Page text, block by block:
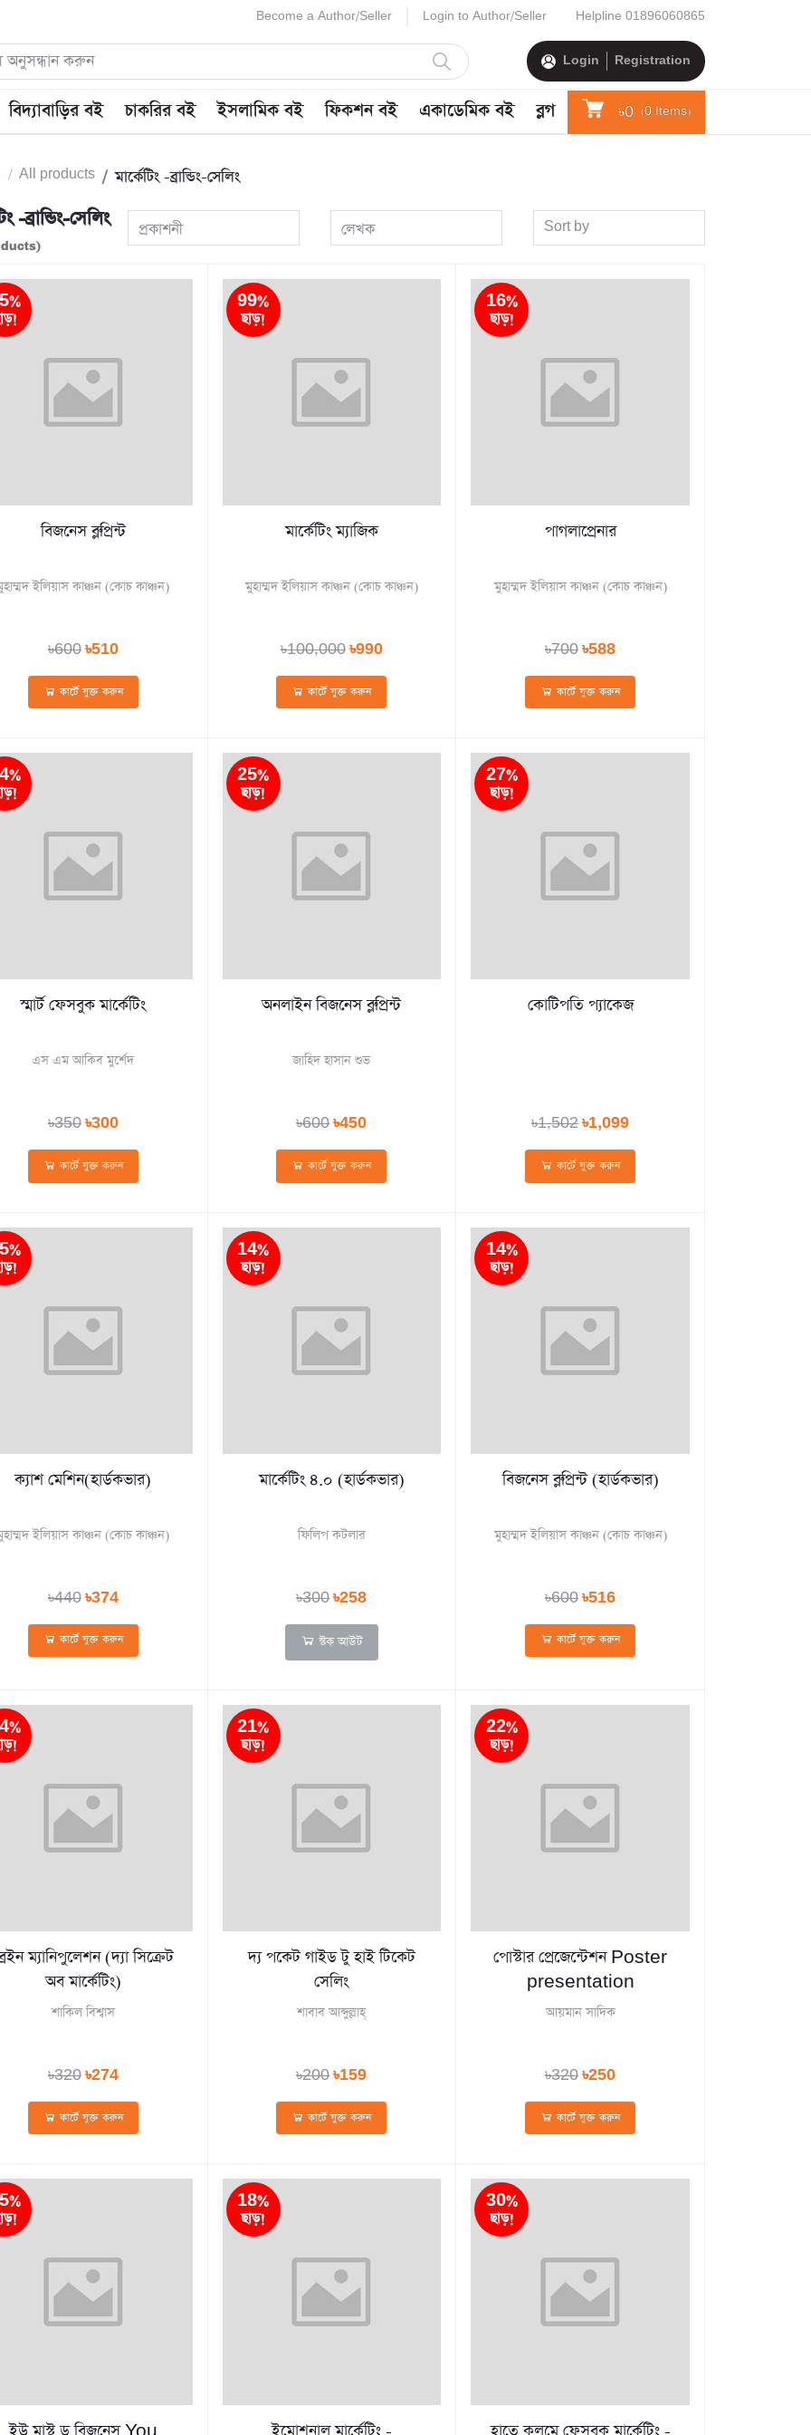
Become a Author/Seller Login to Author/Seller Helpline 01896060865
Login Registration
বিদ্যাবাড়ির বই চাকরির বই ইসলামিক বই ফিকশন বই একাডেমিক বই ব্লগ ৳0 (0 Items)
All products মার্কেটিং -ব্রান্ডিং-সেলিং
-ব্রান্ডিং-সেলিং প্রকাশনী লেখক Sort by
বিজনেস ব্লুপ্রিন্ট
ইলিয়াস কাঞ্চন (কোচ কাঞ্চন)
৳600৳510
কার্টে যুক্ত করুন
99%
ছাড়!
মার্কেটিং ম্যাজিক
মুহাম্মদ ইলিয়াস কাঞ্চন (কোচ কাঞ্চন)
৳100,000৳990
কার্টে যুক্ত করুন
16%
ছাড়!
পাগলাপ্রেনার
মুহাম্মদ ইলিয়াস কাঞ্চন (কোচ কাঞ্চন)
৳700৳588
কার্টে যুক্ত করুন
স্মার্ট ফেসবুক মার্কেটিং
এস এম আকিব মুর্শেদ
৳350৳300
কার্টে যুক্ত করুন
25%
ছাড়!
অনলাইন বিজনেস ব্লুপ্রিন্ট
জাহিদ হাসান শুভ
৳600৳450
কার্টে যুক্ত করুন
27%
ছাড়!
কোটিপতি প্যাকেজ
৳1,502৳1,099
কার্টে যুক্ত করুন
ক্যাশ মেশিন(হার্ডকভার)
ইলিয়াস কাঞ্চন (কোচ কাঞ্চন)
৳440৳374
কার্টে যুক্ত করুন
14%
ছাড়!
মার্কেটিং ৪.০ (হার্ডকভার)
ফিলিপ কটলার
৳300৳258
স্টক আউট
14%
ছাড়!
বিজনেস ব্লুপ্রিন্ট (হার্ডকভার)
মুহাম্মদ ইলিয়াস কাঞ্চন (কোচ কাঞ্চন)
৳600৳516
কার্টে যুক্ত করুন
ম্যানিপুলেশন (দ্যা সিক্রেট
অব মার্কেটিং)
শাকিল বিশ্বাস
৳320৳274
কার্টে যুক্ত করুন
21%
ছাড়!
দ্য পকেট গাইড টু হাই টিকেট
সেলিং
শাবাব আব্দুল্লাহ্
৳200৳159
কার্টে যুক্ত করুন
22%
ছাড়!
পোস্টার প্রেজেন্টেশন Poster
presentation
আয়মান সাদিক
৳320৳250
কার্টে যুক্ত করুন
18%
ছাড়!
30%
ছাড়!